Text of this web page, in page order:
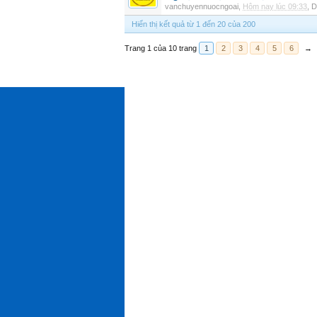
vanchuyennuocngoai Hôm nay lúc 09:33
Hiển thị kết quả từ 1 đến 20 của 200
Trang 1 của 10 trang 1 2 3 4 5 6 →